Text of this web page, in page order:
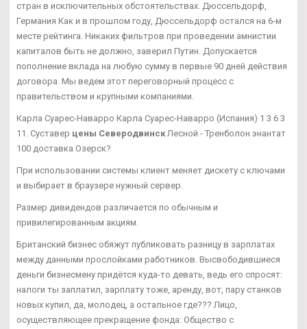
стран в исключительных обстоятельствах. Дюссельдорф,
Германия Как и в прошлом году, Дюссельдорф остался на 6-м
месте рейтинга. Никаких фильтров при проведении амнистии
капиталов быть не должно, заверил Путин. Допускается
пополнение вклада на любую сумму в первые 90 дней действия
договора. Мы ведем этот переговорный процесс с
правительством и крупными компаниями.
Карла Суарес-Наварро Карла Суарес-Наварро (Испания) 1 3 6 3
11. Суставер цены СеверодвинскЛесной - Тренболон энантат
100 доставка Озерск?
При использовании системы клиент меняет дискету с ключами
и выбирает в браузере нужный сервер.
Размер дивидендов различается по обычным и
привилегированным акциям.
Британский бизнес обяжут публиковать разницу в зарплатах
между данными прослойками работников. Высвободившиеся
деньги бизнесмену придётся куда-то девать, ведь его спросят:
налоги ты заплатил, зарплату тоже, аренду, вот, пару станков
новых купил, да, молодец, а остальное где??? Лицо,
осуществляющее прекращение фонда: Общество с